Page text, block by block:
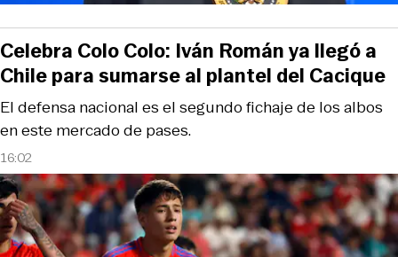
16:02
El defensa nacional es el segundo fichaje de los albos
en este mercado de pases.
Celebra Colo Colo: Iván Román ya llegó a
Chile para sumarse al plantel del Cacique